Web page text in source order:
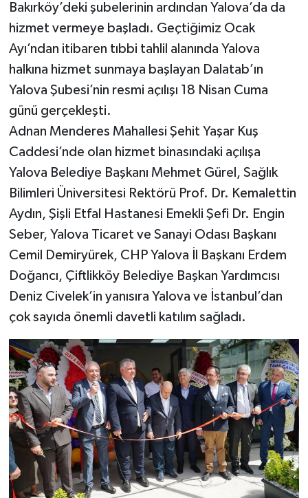
Bakırköy’deki şubelerinin ardından Yalova’da da
hizmet vermeye başladı. Geçtiğimiz Ocak
Ayı’ndan itibaren tıbbi tahlil alanında Yalova
halkına hizmet sunmaya başlayan Dalatab’ın
Yalova Şubesi’nin resmi açılışı 18 Nisan Cuma
günü gerçekleşti.
Adnan Menderes Mahallesi Şehit Yaşar Kuş
Caddesi’nde olan hizmet binasındaki açılışa
Yalova Belediye Başkanı Mehmet Gürel, Sağlık
Bilimleri Üniversitesi Rektörü Prof. Dr. Kemalettin
Aydın, Şişli Etfal Hastanesi Emekli Şefi Dr. Engin
Seber, Yalova Ticaret ve Sanayi Odası Başkanı
Cemil Demiryürek, CHP Yalova İl Başkanı Erdem
Doğancı, Çiftlikköy Belediye Başkan Yardımcısı
Deniz Civelek’in yanısıra Yalova ve İstanbul’dan
çok sayıda önemli davetli katılım sağladı.